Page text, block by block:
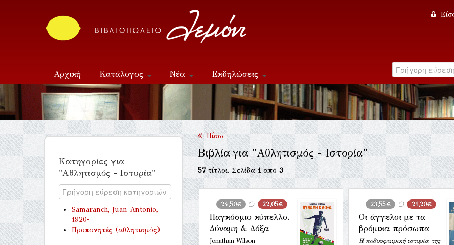
Αρχική Κατάλογος Νέα Εκδηλώσεις
Επικοινωνία
Κατηγορίες για
"Αθλητισμός - Ιστορία"
Samaranch, Juan Antonio,
1920-
Προπονητές (αθλητισμός)
Πίσω
Βιβλία για "Αθλητισμός - Ιστορία"
57τίτλοι. Σελίδα1από3
24,50€ 22,05€
Παγκόσμιο κύπελλο.
Δύναμη & Δόξα
Jonathan Wilson
23,55€ 21,20€
Οι άγγελοι με τα
βρόμικα πρόσωπα
Η ποδοσφαιρική ιστορία της